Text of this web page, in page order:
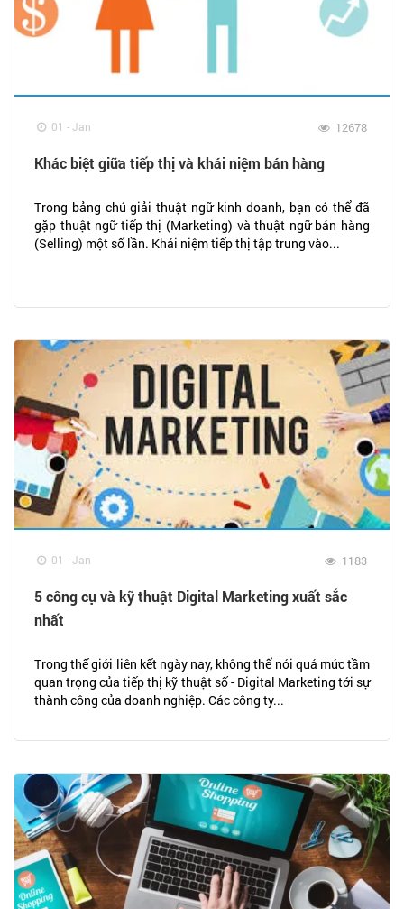
01 - Jan 12678
Khác biệt giữa tiếp thị và khái niệm bán hàng
Trong bảng chú giải thuật ngữ kinh doanh, bạn có thể đã
gặp thuật ngữ tiếp thị (Marketing) và thuật ngữ bán hàng
(Selling) một số lần. Khái niệm tiếp thị tập trung vào...
01 - Jan 1183
5 công cụ và kỹ thuật Digital Marketing xuất sắc
nhất
Trong thế giới liên kết ngày nay, không thể nói quá mức tầm
quan trọng của tiếp thị kỹ thuật số - Digital Marketing tới sự
thành công của doanh nghiệp. Các công ty...